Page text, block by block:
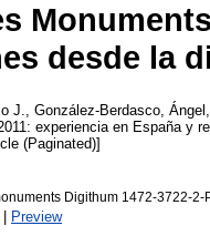
desde la
J. González-Berdasco, Ángel
experiencia en España y
(Paginated)]
Digithum 1472-3722-2-
| Preview